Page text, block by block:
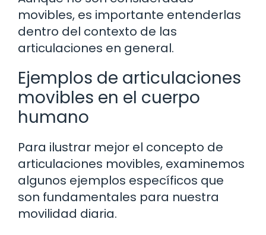
movibles, es importante entenderlas
dentro del contexto de las
articulaciones en general.
Ejemplos de articulaciones
movibles en el cuerpo
humano
Para ilustrar mejor el concepto de
articulaciones movibles, examinemos
algunos ejemplos específicos que
son fundamentales para nuestra
movilidad diaria.